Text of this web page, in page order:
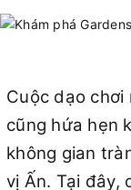
Cuộc dạo chơi
cũng hứa hẹn
không gian
vị Ấn. Tại đây,